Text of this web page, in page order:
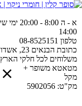
א - ה 8:00 - 20:00
14:00
טלפון 08-8525151
כתובת הבנאים 23, אשדוד
משלוחים לכל חלקי הארץ
מטאטא משופר +
מקל
מק"ט: 5902056